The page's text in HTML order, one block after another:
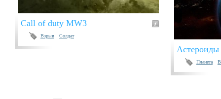
Call of duty MW3
Взрыв Солдат
Астероиды
Планета